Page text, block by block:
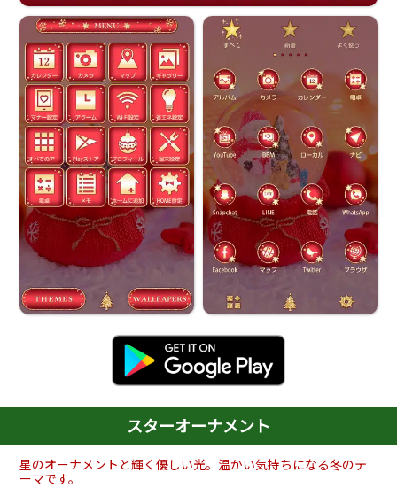
スターオーナメント
星のオーナメントと輝く優しい光。温かい気持ちになる冬のテ
ーマです。